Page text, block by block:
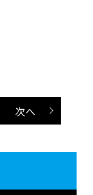
次へ